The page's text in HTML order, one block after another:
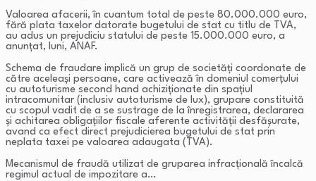
Valoarea afacerii, în cuantum total de peste 80.000.000 euro,
fără plata taxelor datorate bugetului de stat cu titlu de TVA,
au adus un prejudiciu statului de peste 15.000.000 euro, a
anunțat, luni, ANAF.
Schema de fraudare implică un grup de societăți coordonate de
către aceleași persoane, care activează în domeniul comerțului
cu autoturisme second hand achiziționate din spațiul
intracomunitar (inclusiv autoturisme de lux), grupare constituită
cu scopul vadit de a se sustrage de la înregistrarea, declararea
și achitarea obligațiilor fiscale aferente activității desfășurate,
avand ca efect direct prejudicierea bugetului de stat prin
neplata taxei pe valoarea adaugata (TVA).
Mecanismul de fraudă utilizat de gruparea infracțională încalcă
regimul actual de impozitare a…